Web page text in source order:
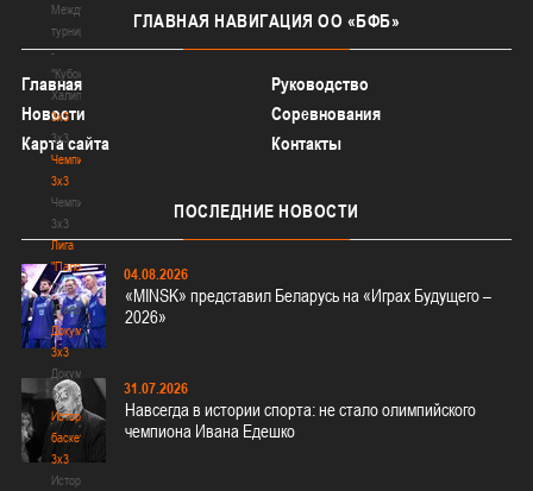
Международный
турнир
-
"Кубок
Халипского"
3x3
3x3
Чемпионат
3х3
Чемпионат
3х3
Лига
"Палова"
Лига
"Палова"
Документы
3х3
Документы
3х3
История
баскетбола
3х3
История
ГЛАВНАЯ НАВИГАЦИЯ ОО «БФБ»
Главная
Руководство
Новости
Соревнования
Карта сайта
Контакты
ПОСЛЕДНИЕ НОВОСТИ
04.08.2026
«MINSK» представил Беларусь на «Играх Будущего –
2026»
31.07.2026
Навсегда в истории спорта: не стало олимпийского
чемпиона Ивана Едешко